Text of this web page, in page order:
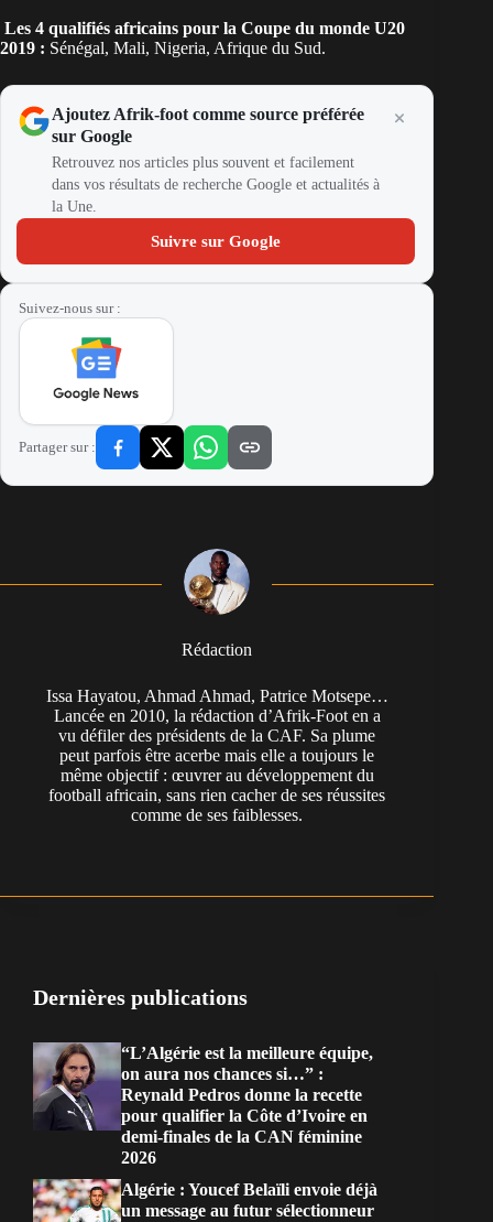
Les 4 qualifiés africains pour la Coupe du monde U20
2019 : Sénégal, Mali, Nigeria, Afrique du Sud.
Ajoutez Afrik-foot comme source préférée
sur Google
Retrouvez nos articles plus souvent et facilement
dans vos résultats de recherche Google et actualités à
la Une.
Suivre sur Google
Suivez-nous sur :
Partager sur :
Rédaction
Issa Hayatou, Ahmad Ahmad, Patrice Motsepe…
Lancée en 2010, la rédaction d’Afrik-Foot en a
vu défiler des présidents de la CAF. Sa plume
peut parfois être acerbe mais elle a toujours le
même objectif : œuvrer au développement du
football africain, sans rien cacher de ses réussites
comme de ses faiblesses.
Dernières publications
“L’Algérie est la meilleure équipe,
on aura nos chances si…” :
Reynald Pedros donne la recette
pour qualifier la Côte d’Ivoire en
demi-finales de la CAN féminine
2026
Algérie : Youcef Belaïli envoie déjà
un message au futur sélectionneur